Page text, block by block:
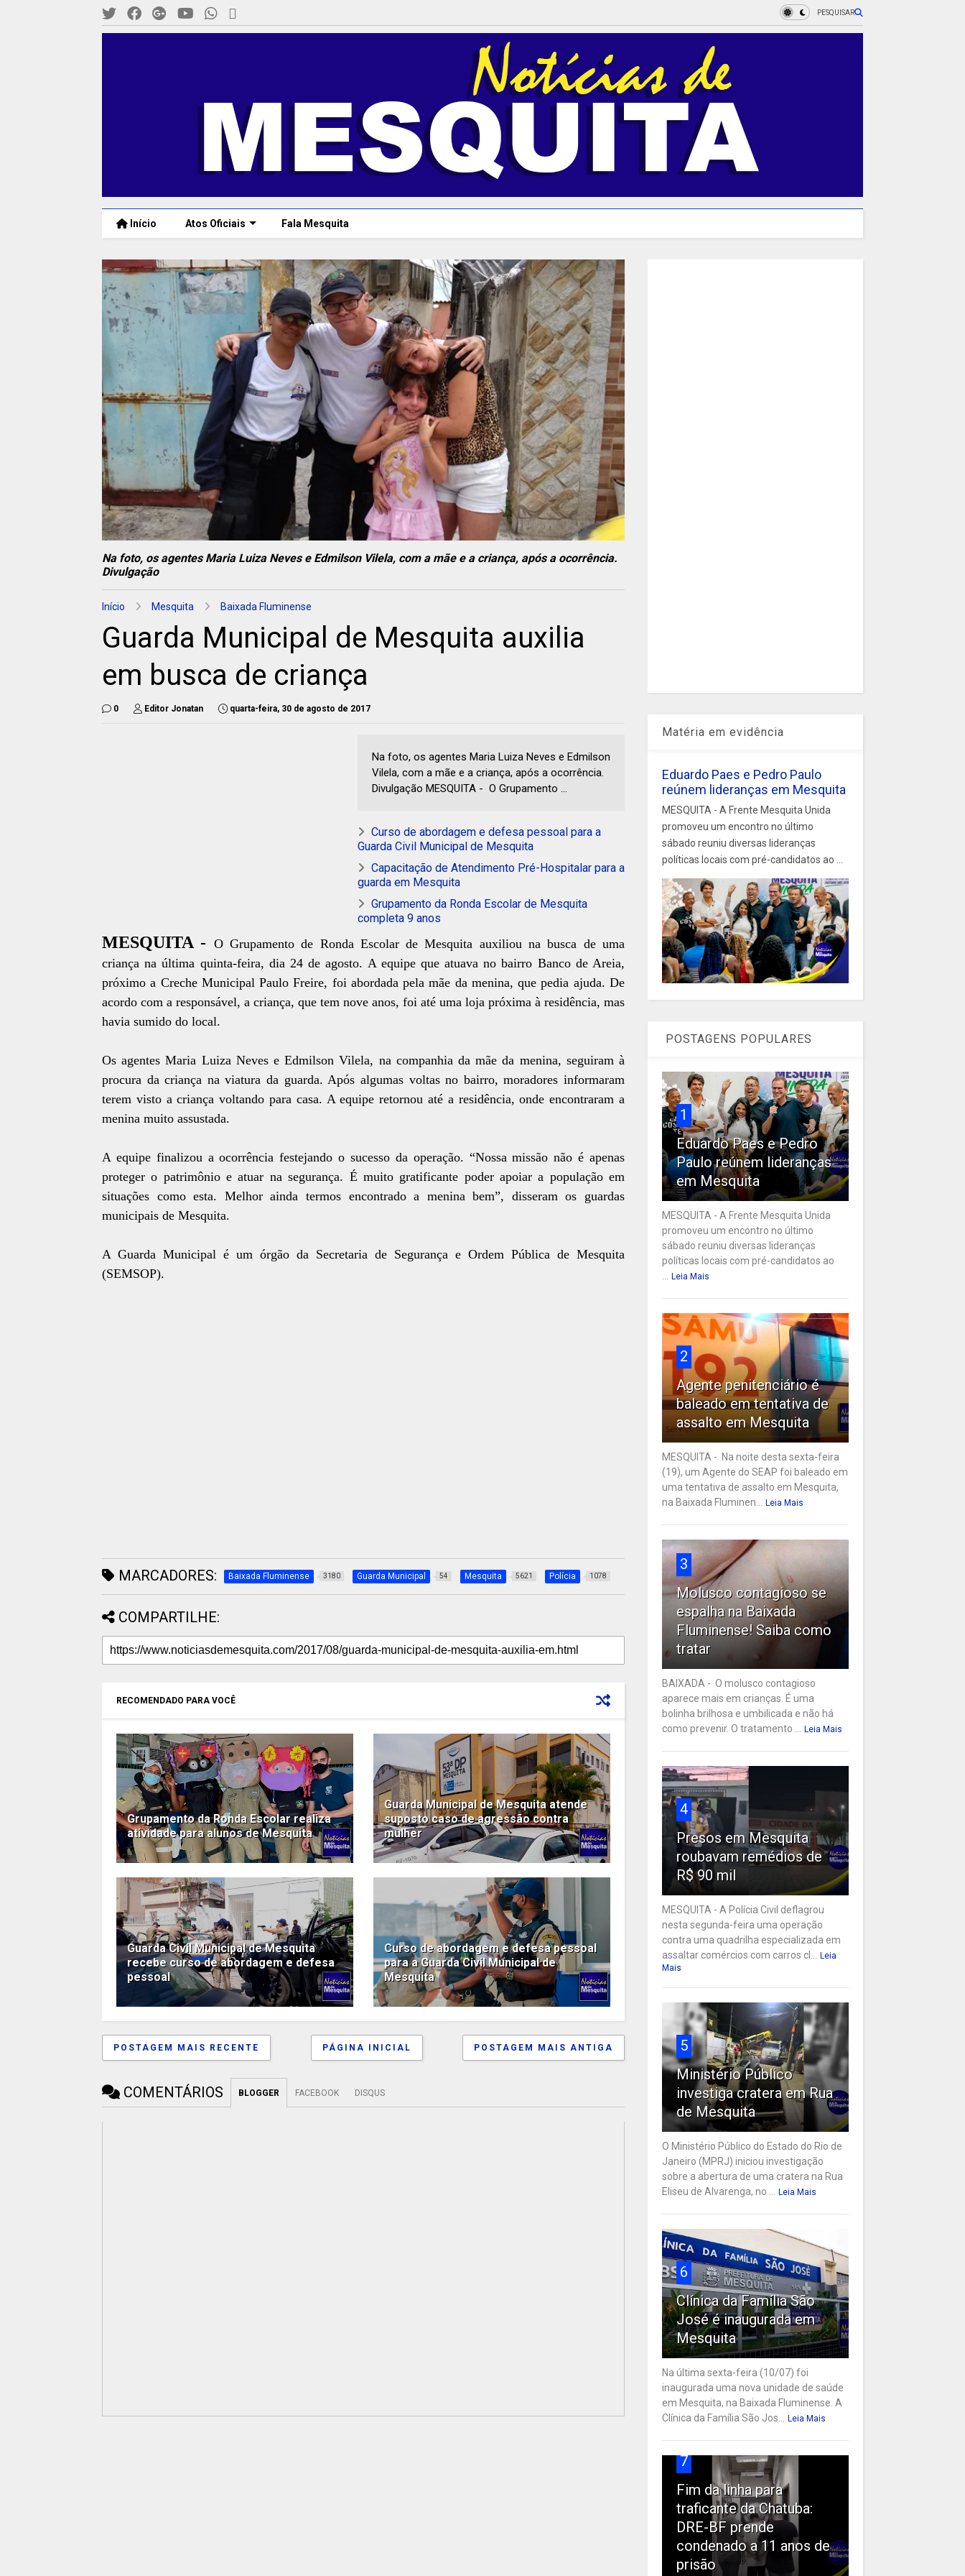
PESQUISAR
Início Atos Oficiais Fala Mesquita
Na foto, os agentes Maria Luiza Neves e Edmilson Vilela, com a mãe e a criança, após a ocorrência.
Divulgação
Início Mesquita Baixada Fluminense
Guarda Municipal de Mesquita auxilia
em busca de criança
0 Editor Jonatan quarta-feira, 30 de agosto de 2017
Na foto, os agentes Maria Luiza Neves e Edmilson
Vilela, com a mãe e a criança, após a ocorrência.
Divulgação MESQUITA - O Grupamento ...
Curso de abordagem e defesa pessoal para a
Guarda Civil Municipal de Mesquita
Capacitação de Atendimento Pré-Hospitalar para a
guarda em Mesquita
Grupamento da Ronda Escolar de Mesquita
completa 9 anos
MESQUITA - O Grupamento de Ronda Escolar de Mesquita auxiliou na busca de uma
criança na última quinta-feira, dia 24 de agosto. A equipe que atuava no bairro Banco de Areia,
próximo a Creche Municipal Paulo Freire, foi abordada pela mãe da menina, que pedia ajuda. De
acordo com a responsável, a criança, que tem nove anos, foi até uma loja próxima à residência, mas
havia sumido do local.
Os agentes Maria Luiza Neves e Edmilson Vilela, na companhia da mãe da menina, seguiram à
procura da criança na viatura da guarda. Após algumas voltas no bairro, moradores informaram
terem visto a criança voltando para casa. A equipe retornou até a residência, onde encontraram a
menina muito assustada.
A equipe finalizou a ocorrência festejando o sucesso da operação. “Nossa missão não é apenas
proteger o patrimônio e atuar na segurança. É muito gratificante poder apoiar a população em
situações como esta. Melhor ainda termos encontrado a menina bem”, disseram os guardas
municipais de Mesquita.
A Guarda Municipal é um órgão da Secretaria de Segurança e Ordem Pública de Mesquita
(SEMSOP).
MARCADORES: Baixada Fluminense 3180 Guarda Municipal 54 Mesquita 5621 Polícia 1078
COMPARTILHE:
RECOMENDADO PARA VOCÊ
Grupamento da Ronda Escolar realiza
atividade para alunos de Mesquita
Guarda Municipal de Mesquita atende
suposto caso de agressão contra
mulher
Guarda Civil Municipal de Mesquita
recebe curso de abordagem e defesa
pessoal
Curso de abordagem e defesa pessoal
para a Guarda Civil Municipal de
Mesquita
POSTAGEM MAIS RECENTE POSTAGEM MAIS ANTIGA
PÁGINA INICIAL
COMENTÁRIOS BLOGGER FACEBOOK DISQUS
Matéria em evidência
Eduardo Paes e Pedro Paulo
reúnem lideranças em Mesquita
MESQUITA - A Frente Mesquita Unida
promoveu um encontro no último
sábado reuniu diversas lideranças
políticas locais com pré-candidatos ao ...
POSTAGENS POPULARES
1
Eduardo Paes e Pedro
Paulo reúnem lideranças
em Mesquita
MESQUITA - A Frente Mesquita Unida
promoveu um encontro no último
sábado reuniu diversas lideranças
políticas locais com pré-candidatos ao
... Leia Mais
2
Agente penitenciário é
baleado em tentativa de
assalto em Mesquita
MESQUITA - Na noite desta sexta-feira
(19), um Agente do SEAP foi baleado em
uma tentativa de assalto em Mesquita,
na Baixada Fluminen... Leia Mais
3
Molusco contagioso se
espalha na Baixada
Fluminense! Saiba como
tratar
BAIXADA - O molusco contagioso
aparece mais em crianças. É uma
bolinha brilhosa e umbilicada e não há
como prevenir. O tratamento ... Leia Mais
4
Presos em Mesquita
roubavam remédios de
R$ 90 mil
MESQUITA - A Polícia Civil deflagrou
nesta segunda-feira uma operação
contra uma quadrilha especializada em
assaltar comércios com carros cl... Leia
Mais
5
Ministério Público
investiga cratera em Rua
de Mesquita
O Ministério Público do Estado do Rio de
Janeiro (MPRJ) iniciou investigação
sobre a abertura de uma cratera na Rua
Eliseu de Alvarenga, no ... Leia Mais
6
Clínica da Família São
José é inaugurada em
Mesquita
Na última sexta-feira (10/07) foi
inaugurada uma nova unidade de saúde
em Mesquita, na Baixada Fluminense. A
Clínica da Família São Jos... Leia Mais
7
Fim da linha para
traficante da Chatuba:
DRE-BF prende
condenado a 11 anos de
prisão